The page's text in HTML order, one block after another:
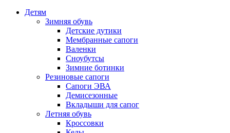
Детям
Зимняя обувь
Детские дутики
Мембранные сапоги
Валенки
Сноубутсы
Зимние ботинки
Резиновые сапоги
Сапоги ЭВА
Демисезонные
Вкладыши для сапог
Летняя обувь
Кроссовки